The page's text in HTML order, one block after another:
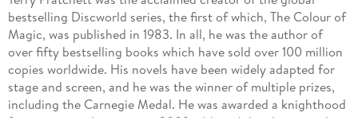
bestselling Discworld series, the first of which, The Colour of
Magic, was published in 1983. In all, he was the author of
over fifty bestselling books which have sold over 100 million
copies worldwide. His novels have been widely adapted for
stage and screen, and he was the winner of multiple prizes,
including the Carnegie Medal. He was awarded a knighthood
for services to literature in 2009, although he always wryly